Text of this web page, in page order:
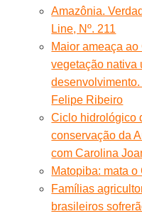
Amazônia.
Line, Nº. 211
Maior ameaça
vegetação nativa
Felipe Ribeiro
Ciclo hidrológico
conservação da
com Carolina
Matopiba: mata
Famílias
brasileiros